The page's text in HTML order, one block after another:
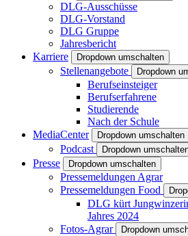
DLG-Ausschüsse
DLG-Vorstand
DLG Gruppe
Jahresbericht
Karriere
Dropdown umschalten
Stellenangebote Dropdown
Berufseinsteiger
Berufserfahrene
Studierende
Nach der Schule
MediaCenter
Dropdown umschalten
Podcast Dropdown
Presse Dropdown umschalten
Pressemeldungen Agrar
Pressemeldungen Food
DLG kürt
Jahres 2024
Fotos-Agrar
Dropdown